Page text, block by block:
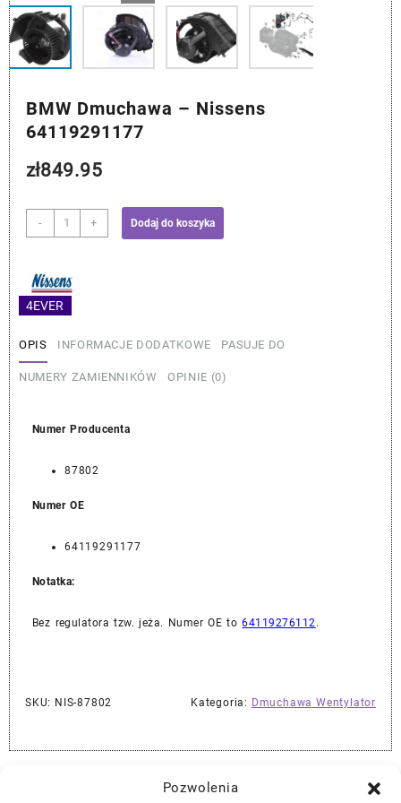
Pozwolenia
4EVER
BMW Dmuchawa – Nissens
64119291177
zł849.95
-
ilość
BMW
Nissens
64119291177
+ Dodaj do koszyka
OPIS INFORMACJE DODATKOWE PASUJE DO
NUMERY ZAMIENNIKÓW OPINIE (0)
Numer Producenta
87802
Numer OE
64119291177
Notatka:
Bez regulatora tzw. jeża. Numer OE to64119276112.
SKU: NIS-87802 Kategoria: Dmuchawa Wentylator
Najlepszej Jakości Części Samochodowe z Gwarancją Dożywotnią!*